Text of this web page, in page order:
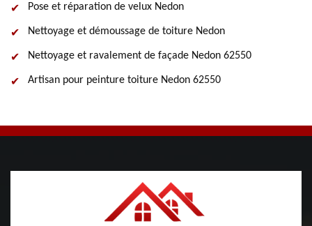
Pose et réparation de velux Nedon
Nettoyage et démoussage de toiture Nedon
Nettoyage et ravalement de façade Nedon 62550
Artisan pour peinture toiture Nedon 62550